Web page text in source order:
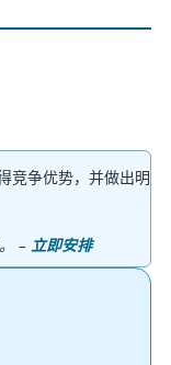
竞争优势，并做出明
– 立即安排